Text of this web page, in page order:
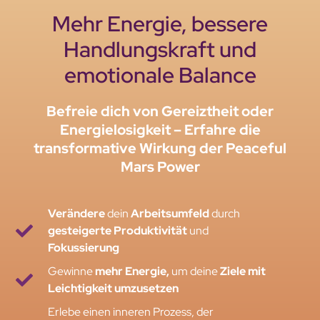
Mehr Energie, bessere
Handlungskraft und
emotionale Balance
Befreie dich von Gereiztheit oder
Energielosigkeit – Erfahre die
transformative Wirkung der Peaceful
Mars Power
VeränderedeinArbeitsumfelddurch
gesteigerte Produktivitätund
Fokussierung
Gewinnemehr Energie,um deineZiele mit
Leichtigkeit umzusetzen
Erlebe einen inneren Prozess, der